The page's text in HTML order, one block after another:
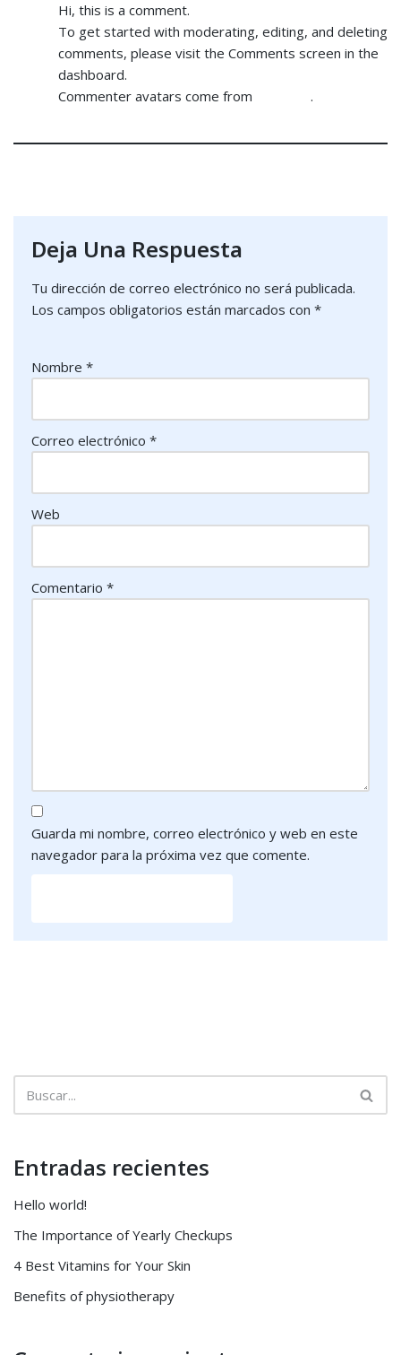
Hi, this is a comment.
To get started with moderating, editing, and deleting
comments, please visit the Comments screen in the
dashboard.
Commenter avatars come from
.
Deja Una Respuesta
Tu dirección de correo electrónico no será publicada.
Los campos obligatorios están marcados con *
Nombre *
Correo electrónico *
Web
Comentario *
Guarda mi nombre, correo electrónico y web en este
navegador para la próxima vez que comente.
Entradas recientes
Hello world!
The Importance of Yearly Checkups
4 Best Vitamins for Your Skin
Benefits of physiotherapy